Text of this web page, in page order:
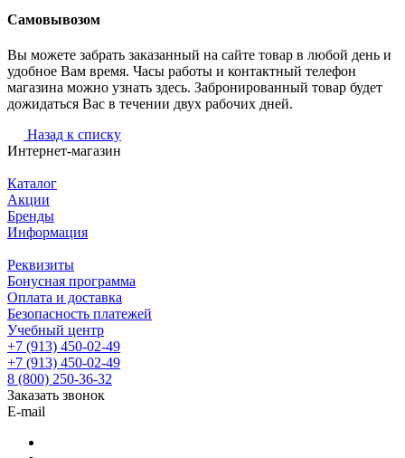
Самовывозом
Вы можете забрать заказанный на сайте товар в любой день и
удобное Вам время. Часы работы и контактный телефон
магазина можно узнать здесь. Забронированный товар будет
дожидаться Вас в течении двух рабочих дней.
Назад к списку
Интернет-магазин
Каталог
Акции
Бренды
Информация
Реквизиты
Бонусная программа
Оплата и доставка
Безопасность платежей
Учебный центр
+7 (913) 450-02-49
+7 (913) 450-02-49
8 (800) 250-36-32
Заказать звонок
E-mail